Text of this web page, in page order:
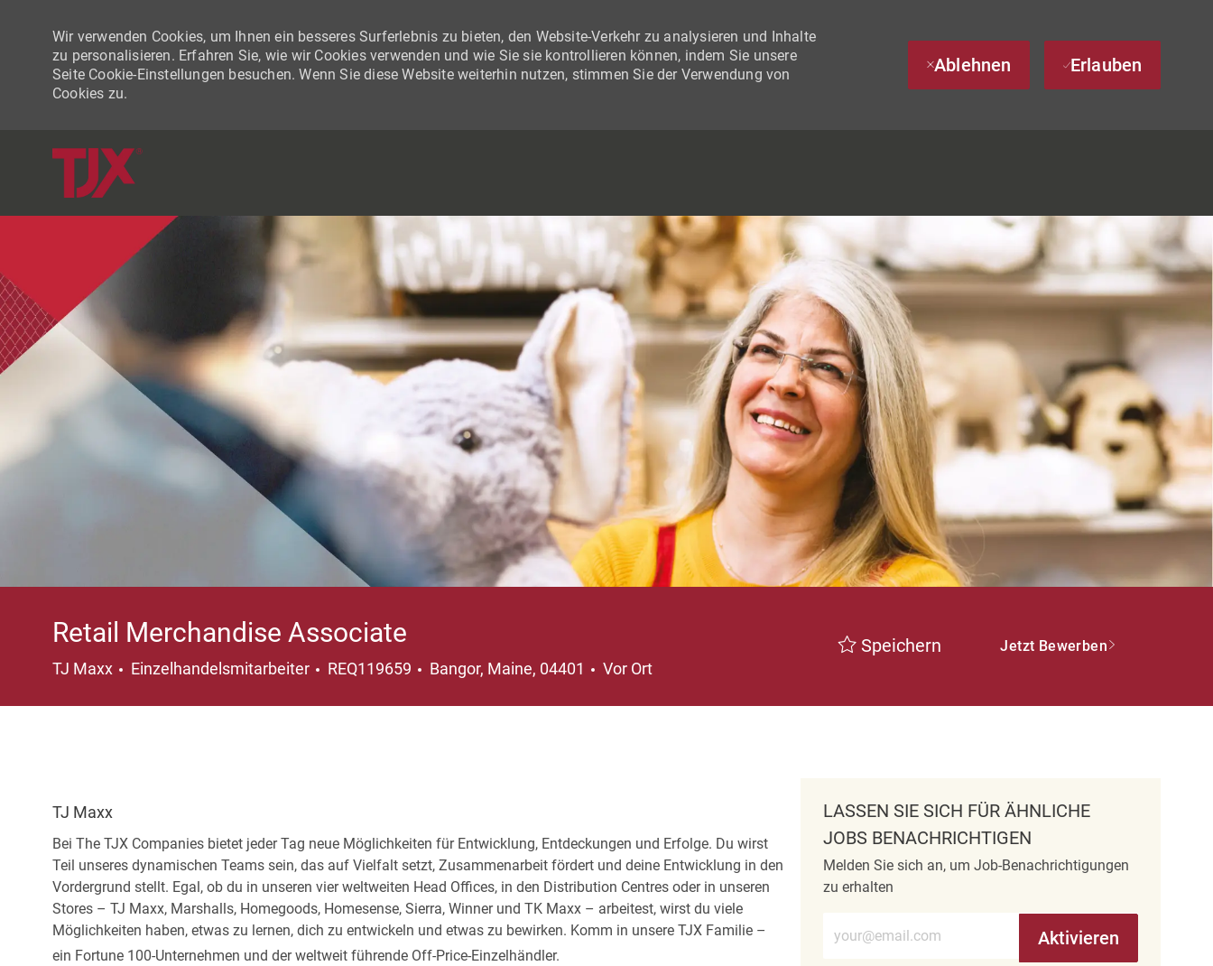
Wir verwenden Cookies, um Ihnen ein besseres Surferlebnis zu bieten, den Website-Verkehr zu analysieren und Inhalte
zu personalisieren. Erfahren Sie, wie wir Cookies verwenden und wie Sie sie kontrollieren können, indem Sie unsere
Seite Cookie-Einstellungen besuchen. Wenn Sie diese Website weiterhin nutzen, stimmen Sie der Verwendung von
Cookies zu.
Ablehnen Erlauben
Retail Merchandise Associate
TJ Maxx Kategorie
Einzelhandelsmitarbeiter REQ119659 Ort
Bangor, Maine, 04401 Vor Ort
Speichern Jetzt Bewerben
TJ Maxx
Bei The TJX Companies bietet jeder Tag neue Möglichkeiten für Entwicklung, Entdeckungen und Erfolge. Du wirst
Teil unseres dynamischen Teams sein, das auf Vielfalt setzt, Zusammenarbeit fördert und deine Entwicklung in den
Vordergrund stellt. Egal, ob du in unseren vier weltweiten Head Offices, in den Distribution Centres oder in unseren
Stores – TJ Maxx, Marshalls, Homegoods, Homesense, Sierra, Winner und TK Maxx – arbeitest, wirst du viele
Möglichkeiten haben, etwas zu lernen, dich zu entwickeln und etwas zu bewirken. Komm in unsere TJX Familie –
ein Fortune 100-Unternehmen und der weltweit führende Off-Price-Einzelhändler.
LASSEN SIE SICH FÜR ÄHNLICHE
JOBS BENACHRICHTIGEN
Melden Sie sich an, um Job-Benachrichtigungen
zu erhalten
E-Mail-Adresse eingeben (erforderlich)
Aktivieren